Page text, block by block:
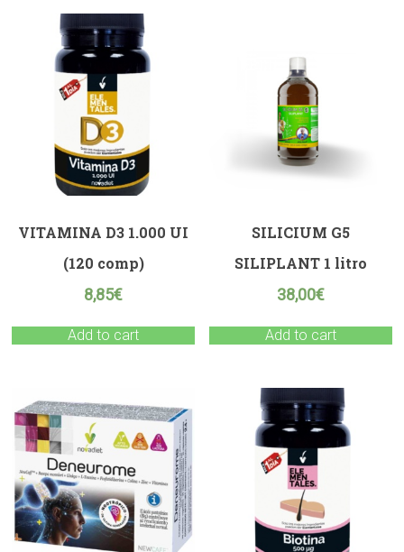
VITAMINA D3 1.000 UI
(120 comp)
8,85€
Add to cart
SILICIUM G5
SILIPLANT 1 litro
38,00€
Add to cart